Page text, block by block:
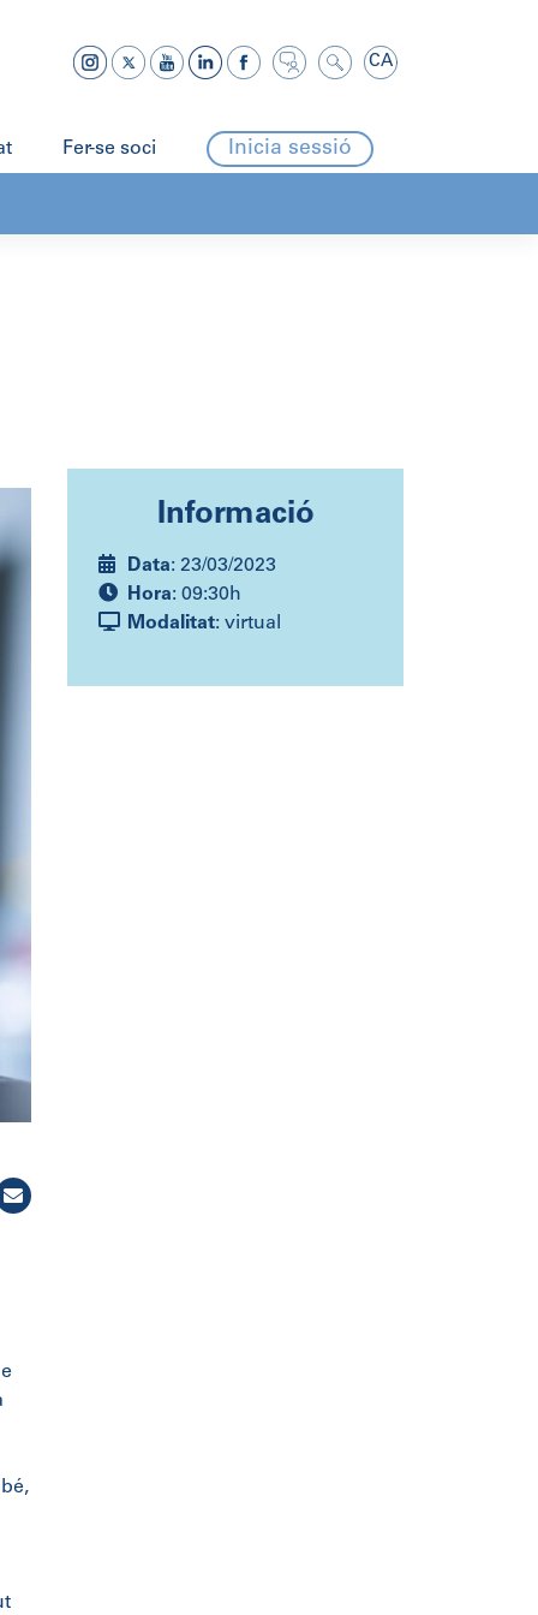
CA
Fer-se soci Inicia sessió
Informació
Data: 23/03/2023
Hora: 09:30h
Modalitat: virtual